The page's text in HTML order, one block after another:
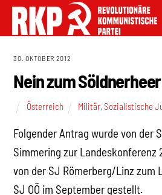
30. OKTOBER 2012
Nein zum
Österreich Militär,Sozialistische
Folgender Antrag wurde von der
Simmering zur Landeskonferenz
von der SJ Römerberg/Linz zum
SJ OÖ im September gestellt.